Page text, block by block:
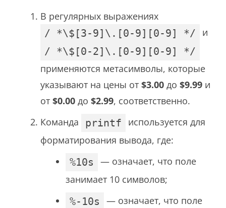
В регулярных выражениях
/ *\$[3-9]\.[0-9][0-9] */
и
/ *\$[0-2]\.[0-9][0-9] */
применяются метасимволы, которые
указывают на цены от $3.00 до $9.99 и
от $0.00 до $2.99, соответственно.
Команда
printf
используется для
форматирования вывода, где:
%10s
— означает, что поле
занимает 10 символов;
%-10s
— означает, что поле